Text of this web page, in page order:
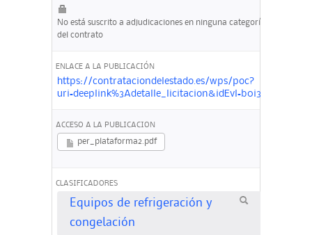
No está suscrito a adjudicaciones en ninguna categoría
del contrato
ENLACE A LA PUBLICACIÓN
https://contrataciondelestado.es/wps/poc?
ACCESO A LA PUBLICACION
per_plataforma2.pdf
CLASIFICADORES
Equipos de refrigeración y
congelación